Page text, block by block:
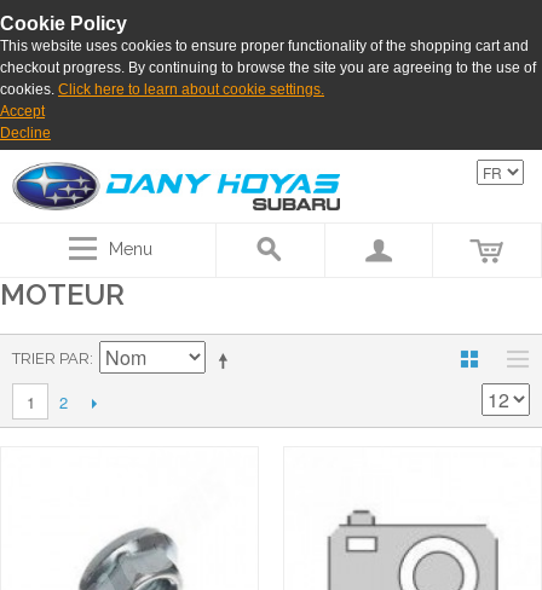
Cookie Policy
This website uses cookies to ensure proper functionality of the shopping cart and
checkout progress. By continuing to browse the site you are agreeing to the use of
cookies. Click here to learn about cookie settings.
Accept
Decline
Menu
MOTEUR
TRIER PAR
1 2